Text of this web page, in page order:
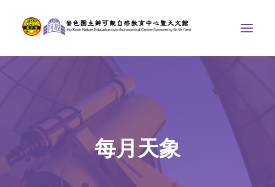
博物天地
比賽/專題計劃
每月天象